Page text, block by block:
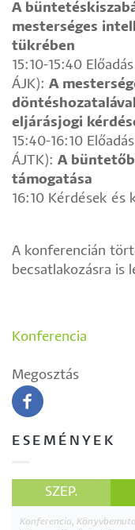
A
mesterséges
tükrében
15:10-15:40
ÁJK): A
eljárásjogi
15:40-16:10
ÁJTK): A
támogatása
16:10 Kérdések és
A konferencián
becsatlakozásra is
Konferencia
Megosztás
ESEMÉNYEK
SZEP.
Konferencia,